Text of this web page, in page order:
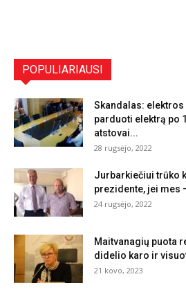
POPULIARIAUSI
Skandalas:
parduoti elektrą po
atstovai...
28 rugsėjo, 2022
Jurbarkiečiui trūko
prezidente, jei mes
24 rugsėjo, 2022
Maitvanagių puota
didelio karo ir
21 kovo, 2023